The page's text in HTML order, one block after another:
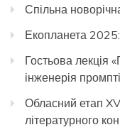
Спільна
Екопланета
Гостьова лекція
інженерія
Обласний етап
літературного